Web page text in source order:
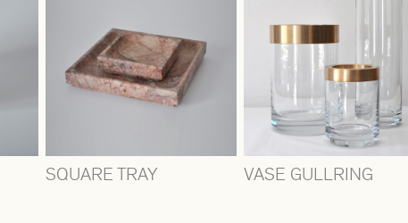
SQUARE TRAY VASE GULLRING